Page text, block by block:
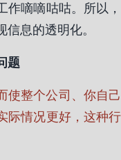
作嘀嘀咕咕。所以，
息的透明化。
题
使整个公司、你自己
际情况更好，这种行